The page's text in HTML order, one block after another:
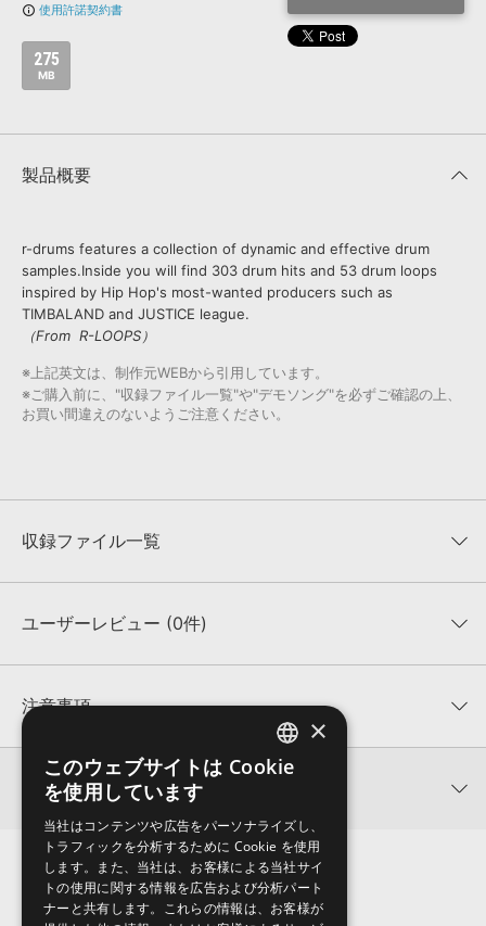
BGM »
SLS ライセンス提供
info_outline 使用許諾契約書
275
MB
製品概要
r-drums features a collection of dynamic and effective drum
samples.Inside you will find 303 drum hits and 53 drum loops
inspired by Hip Hop's most-wanted producers such as
TIMBALAND and JUSTICE league.
（From R-LOOPS）
※上記英文は、制作元WEBから引用しています。
※ご購入前に、"収録ファイル一覧"や"デモソング"を必ずご確認の上、
お買い間違えのないようご注意ください。
収録ファイル一覧
収録ファイル一覧
ユーザーレビュー (0件)
★★★★★
★5
★4
★3
★2
★1
レビューをもっと見る »
注意事項
KONTAKTフォーマットについて：
サンプルパック製品の
KONTAKTフォーマットは、製品版KONTAKT（別売）
でお使いいただけます。無償版のKONTAKT PLAYERではお使いい
ただけませんので、ご注意ください。また、「ライブラリ・タブ」
への表示にも対応しておりません。
4GBを超えるデータに関するご注意：FAT32でフォーマットされた
HDDには、1ファイル4GBを超えるデータを格納することができま
せん。データ容量が4GBを超えるダウンロード製品をご購入いただ
関連情報
R-LOOPS 製品一覧
ENGLISH
×
このウェブサイトは Cookie
を使用しています
当社はコンテンツや広告をパーソナライズし、
トラフィックを分析するために Cookie を使用
します。また、当社は、お客様による当社サイ
トの使用に関する情報を広告および分析パート
ナーと共有します。これらの情報は、お客様が